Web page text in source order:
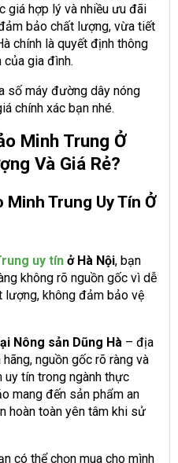
giá hợp lý và nhiều ưu đãi
bảo chất lượng, vừa tiết
chính là quyết định thông
gia đình.
số máy đường dây nóng
chính xác bạn nhé.
Minh Trung Ở
Và Giá Rẻ?
Minh Trung Uy Tín Ở
uy tín ở Hà Nội, bạn
không rõ nguồn gốc vì dễ
không đảm bảo vệ
Nông sản Dũng Hà – địa
nguồn gốc rõ ràng và
uy tín trong ngành thực
mang đến sản phẩm an
hoàn toàn yên tâm khi sử
có thể chọn mua cho mình